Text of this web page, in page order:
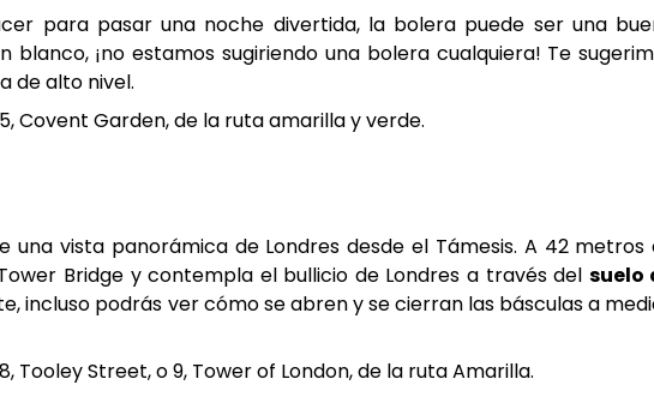
para pasar una noche divertida, la bolera puede ser una
blanco, ¡no estamos sugiriendo una bolera cualquiera! Te
de alto nivel.
Covent Garden, de la ruta amarilla y verde.
vista panorámica de Londres desde el Támesis. A 42 metros
Bridge y contempla el bullicio de Londres a través del suelo
incluso podrás ver cómo se abren y se cierran las básculas a
Tooley Street, o 9, Tower of London, de la ruta Amarilla.